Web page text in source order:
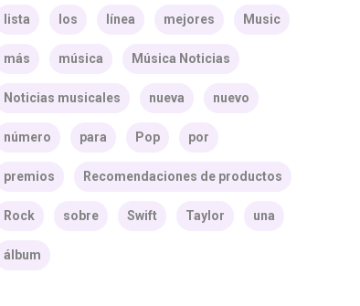
lista los línea mejores Music
más música Música Noticias
Noticias musicales nueva nuevo
número para Pop por
premios Recomendaciones de productos
Rock sobre Swift Taylor una
álbum